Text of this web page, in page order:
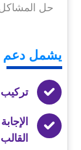
حل
يشملدعم
تركيب
القالب